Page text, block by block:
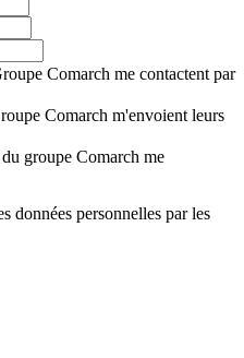
Comarch me contactent par
Comarch m'envoient leurs
du groupe Comarch me
données personnelles par les